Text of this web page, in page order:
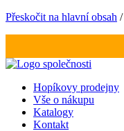
Přeskočit na hlavní obsah /
Hopíkovy prodejny
Vše o nákupu
Katalogy
Kontakt